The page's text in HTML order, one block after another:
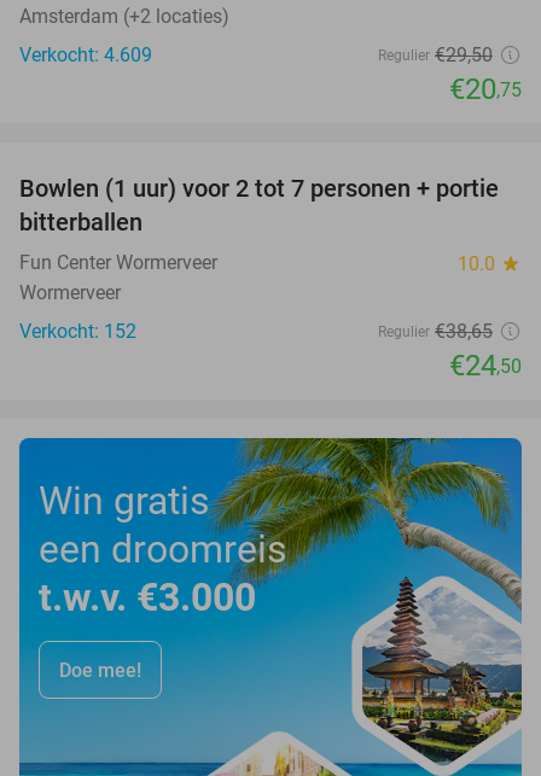
Amsterdam (+2 locaties)
Verkocht: 4.609
Regulier €29,50
€20,75
37%
Bowlen (1 uur) voor 2 tot 7 personen + portie
bitterballen
Fun Center Wormerveer 10.0 star
Wormerveer
Verkocht: 152
Regulier €38,65
€24,50
Win gratis
een droomreis
t.w.v. €3.000
Doe mee!